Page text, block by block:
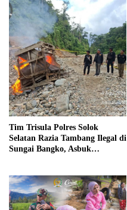
Tim Trisula Polres Solok
Selatan Razia Tambang Ilegal di
Sungai Bangko, Asbuk